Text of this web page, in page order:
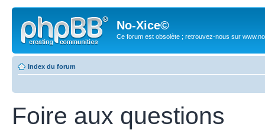
No-Xice©
Ce forum est obsolète ; retrouvez-nous sur
Index du forum
Foire aux questions